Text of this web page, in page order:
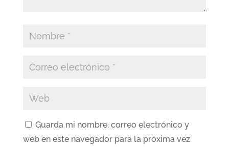
Guarda mi nombre, correo electrónico y
web en este navegador para la próxima vez